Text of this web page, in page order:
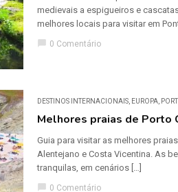
medievais a espigueiros e
melhores locais para visitar em
chat_bubble 0 Comentário
DESTINOS INTERNACIONAIS EUROPA
Melhores praias de Porto
Guia para visitar as melhores
Alentejano e Costa Vicentina. As
tranquilas, em cenários […]
chat_bubble 0 Comentário